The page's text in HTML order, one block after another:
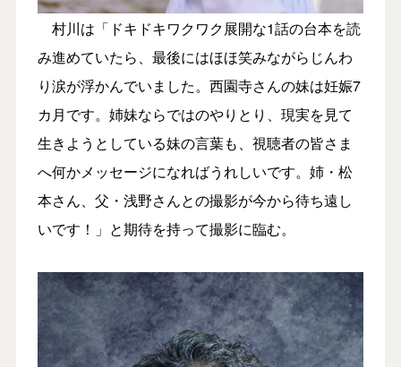
村川は「ドキドキワクワク展開な1話の台本を読
み進めていたら、最後にはほほ笑みながらじんわ
り涙が浮かんでいました。西園寺さんの妹は妊娠7
カ月です。姉妹ならではのやりとり、現実を見て
生きようとしている妹の言葉も、視聴者の皆さま
へ何かメッセージになればうれしいです。姉・松
本さん、父・浅野さんとの撮影が今から待ち遠し
いです！」と期待を持って撮影に臨む。